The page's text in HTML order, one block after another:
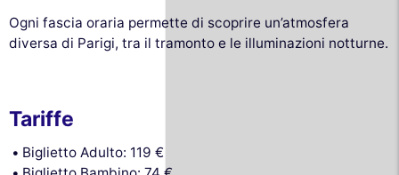
Ogni fascia oraria permette di scoprire un’atmosfera
diversa di Parigi, tra il tramonto e le illuminazioni notturne.
Tariffe
Biglietto Adulto: 119 €